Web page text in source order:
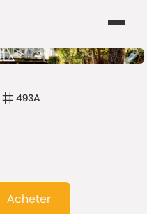
493A
Acheter